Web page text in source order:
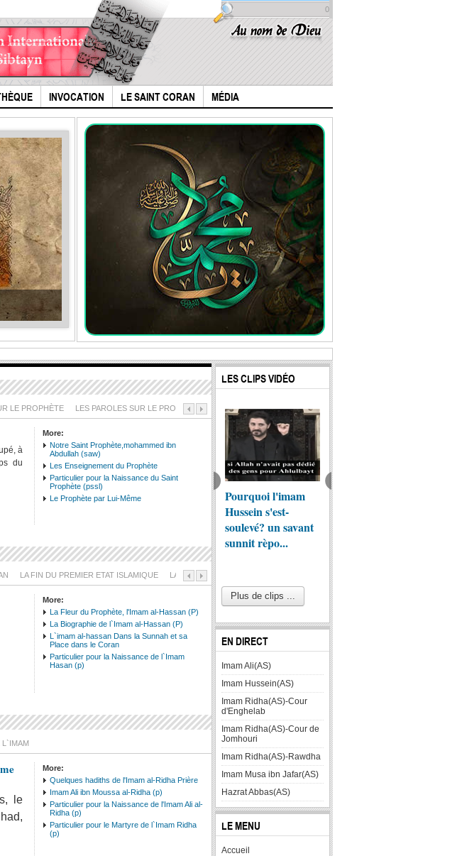
INVOCATION LE SAINT CORAN MÉDIA
0
LE PROPHÈTE LES PAROLES SUR LE PROPHÈTE PAROLES DU PROPHÈTE LA VIE DU PROPHÈTE
à
du
More:
Notre Saint Prophète,mohammed ibn
Abdullah (saw)
Les Enseignement du Prophète
Particulier pour la Naissance du Saint
Prophète (pssl)
Le Prophète par Lui-Même
LA FIN DU PREMIER ETAT ISLAMIQUE LA VIE D`IMAM HASSAN
More:
La Fleur du Prophète, l'Imam al-Hassan (P)
La Biographie de l`Imam al-Hassan (P)
L`imam al-hassan Dans la Sunnah et sa
Place dans le Coran
Particulier pour la Naissance de l`Imam
Hasan (p)
L`IMAM
le
More:
Quelques hadiths de l'Imam al-Ridha Prière
Imam Ali ibn Moussa al-Ridha (p)
Particulier pour la Naissance de l'Imam Ali al-
Ridha (p)
Particulier pour le Martyre de l`Imam Ridha
(p)
LES CLIPS VIDÉO
latmiyat sur Abbas
bin Ali
le message
Pourquoi l'imam
Hussein s'est-
soulevé? un savant
sunnit rèpo...
la naissance
miraculeuse du
prophète Jèsus(as) ,
selon le Co...
Plus de clips ...
EN DIRECT
Imam Ali(AS)
Imam Hussein(AS)
Imam Ridha(AS)-Cour
d'Enghelab
Imam Ridha(AS)-Cour de
Jomhouri
Imam Ridha(AS)-Rawdha
Imam Musa ibn Jafar(AS)
Hazrat Abbas(AS)
LE MENU
Accueil